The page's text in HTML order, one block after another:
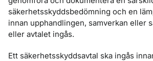
säkerhetsskyddsbedömning och en
innan upphandlingen, samverkan eller
eller avtalet ingås.
Ett säkerhetsskyddsavtal ska ingås